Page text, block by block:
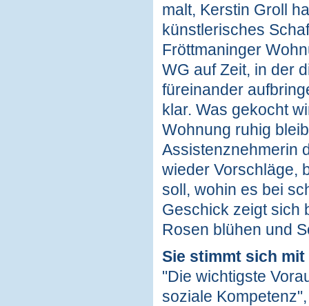
malt, Kerstin Groll
künstlerisches
Fröttmaninger
WG auf Zeit, in der
füreinander
klar. Was gekocht
Wohnung ruhig
Assistenznehmerin
wieder Vorschläge,
soll, wohin es bei
Geschick zeigt sich
Rosen blühen und
Sie stimmt sich
"Die wichtigste
soziale